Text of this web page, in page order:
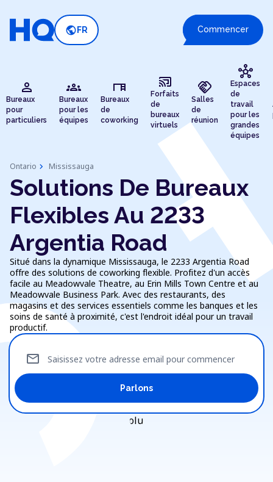
public FR Commencer
person
Bureaux
pour
particuliers
groups
Bureaux
pour les
équipes
desk
Bureaux
de
coworking
cast_connected
Forfaits
de
bureaux
virtuels
handshake
Salles
de
réunion
hub
Espaces
de
travail
pour les
grandes
équipes
Ontario chevron_right Mississauga
Solutions De Bureaux
Flexibles Au 2233
Argentia Road
Situé dans la dynamique Mississauga, le 2233 Argentia Road
offre des solutions de coworking flexible. Profitez d'un accès
facile au Meadowvale Theatre, au Erin Mills Town Centre et au
Meadowvale Business Park. Avec des restaurants, des
magasins et des services essentiels comme les banques et les
soins de santé à proximité, c'est l'endroit idéal pour un travail
productif.
Saisissez votre adresse email pour commencer
mail
Parlons